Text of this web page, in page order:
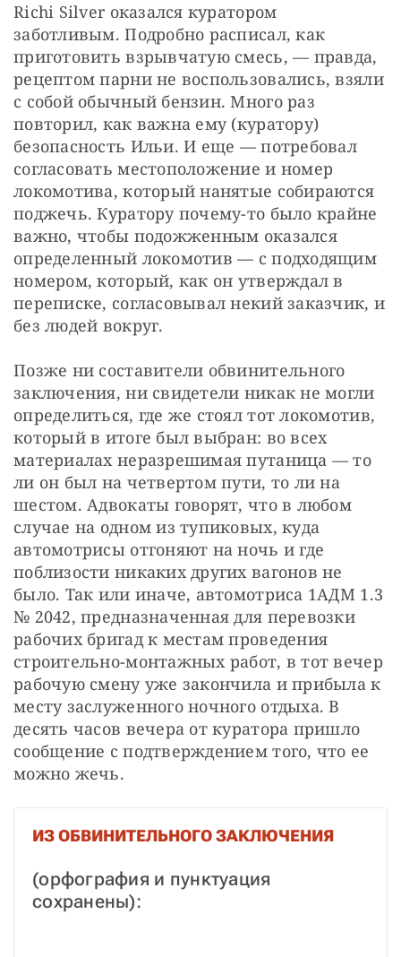
Richi Silver оказался куратором
заботливым. Подробно расписал, как
приготовить взрывчатую смесь, — правда,
рецептом парни не воспользовались, взяли
с собой обычный бензин. Много раз
повторил, как важна ему (куратору)
безопасность Ильи. И еще — потребовал
согласовать местоположение и номер
локомотива, который нанятые собираются
поджечь. Куратору почему-то было крайне
важно, чтобы подожженным оказался
определенный локомотив — с подходящим
номером, который, как он утверждал в
переписке, согласовывал некий заказчик, и
без людей вокруг.
Позже ни составители обвинительного
заключения, ни свидетели никак не могли
определиться, где же стоял тот локомотив,
который в итоге был выбран: во всех
материалах неразрешимая путаница — то
ли он был на четвертом пути, то ли на
шестом. Адвокаты говорят, что в любом
случае на одном из тупиковых, куда
автомотрисы отгоняют на ночь и где
поблизости никаких других вагонов не
было. Так или иначе, автомотриса 1АДМ 1.3
№ 2042, предназначенная для перевозки
рабочих бригад к местам проведения
строительно-монтажных работ, в тот вечер
рабочую смену уже закончила и прибыла к
месту заслуженного ночного отдыха. В
десять часов вечера от куратора пришло
сообщение с подтверждением того, что ее
можно жечь.
ИЗ ОБВИНИТЕЛЬНОГО ЗАКЛЮЧЕНИЯ
(орфография и пунктуация
сохранены):